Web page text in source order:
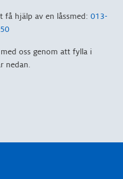
hjälp av en låssmed: 013-
oss genom att fylla i
nedan.